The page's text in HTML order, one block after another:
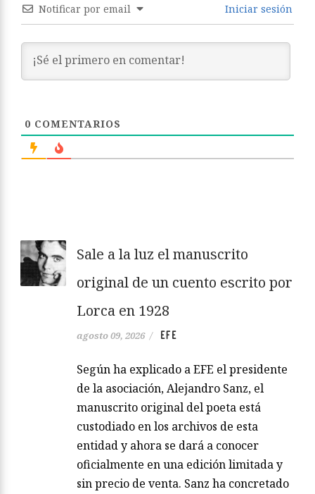
Notificar por email Iniciar sesión
0 COMENTARIOS
Sale a la luz el manuscrito
original de un cuento escrito por
Lorca en 1928
agosto 09, 2026 / EFE
Según ha explicado a EFE el presidente
de la asociación, Alejandro Sanz, el
manuscrito original del poeta está
custodiado en los archivos de esta
entidad y ahora se dará a conocer
oficialmente en una edición limitada y
sin precio de venta. Sanz ha concretado